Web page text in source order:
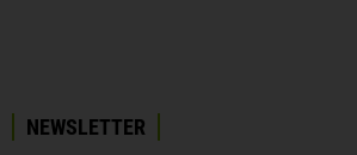
NEWSLETTER